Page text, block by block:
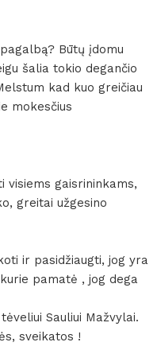
Būtų įdomu
šalia tokio degančio
kad kuo greičiau
mokesčius
visiems gaisrininkams,
greitai užgesino
ir pasidžiaugti, jog yra
pamatė , jog dega
Sauliui Mažvylai.
sveikatos !